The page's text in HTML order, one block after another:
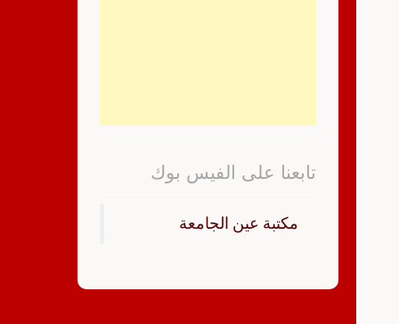
تابعنا على الفيس بوك
‏مكتبة عين الجامعة‏